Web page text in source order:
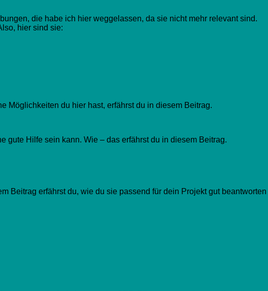
die habe ich hier weggelassen, da sie nicht mehr relevant sind.
hier sind sie:
Möglichkeiten du hier hast, erfährst du in diesem Beitrag.
gute Hilfe sein kann. Wie – das erfährst du in diesem Beitrag.
Beitrag erfährst du, wie du sie passend für dein Projekt gut beantworten